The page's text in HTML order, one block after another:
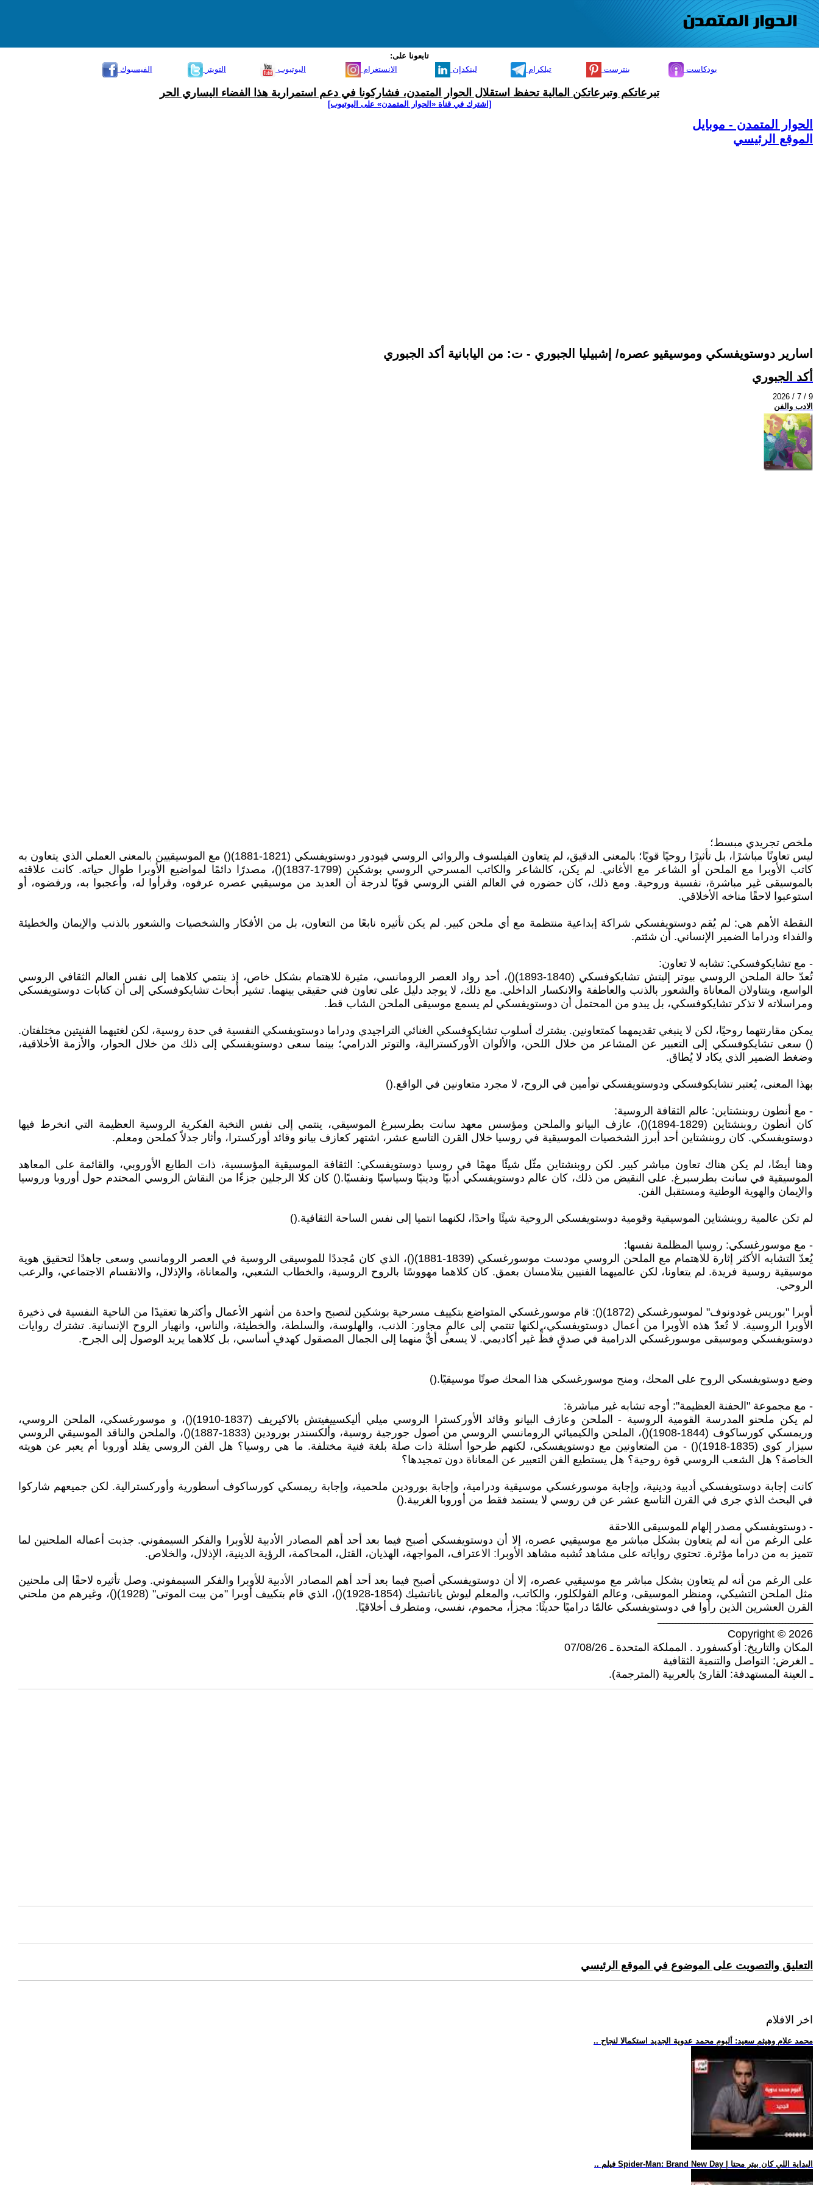
تابعونا على:
الفيسبوك
التويتر اليوتيوب الانستغرام لينكدإن تيلكرام بنترست بودكاست
تبرعاتكم وتبرعاتكن المالية تحفظ استقلال الحوار المتمدن، فشاركونا في دعم استمرارية هذا الفضاء اليساري الحر
[اشترك في قناة ‫«الحوار المتمدن» على اليوتيوب]
الحوار المتمدن - موبايل
الموقع الرئيسي
اسارير دوستويفسكي وموسيقيو عصره/ إشبيليا الجبوري - ت: من اليابانية أكد الجبوري
أكد الجبوري
2026 / 7 / 9
الادب والفن
ملخص تجريدي مبسط؛
ليس تعاونًا مباشرًا، بل تأثيرًا روحيًا قويًا؛ بالمعنى الدقيق، لم يتعاون الفيلسوف والروائي الروسي فيودور دوستويفسكي (1821-1881)() مع الموسيقيين بالمعنى العملي الذي يتعاون به
كاتب الأوبرا مع الملحن أو الشاعر مع الأغاني. لم يكن، كالشاعر والكاتب المسرحي الروسي بوشكين (1799-1837)()، مصدرًا دائمًا لمواضيع الأوبرا طوال حياته. كانت علاقته
بالموسيقى غير مباشرة، نفسية وروحية. ومع ذلك، كان حضوره في العالم الفني الروسي قويًا لدرجة أن العديد من موسيقيي عصره عرفوه، وقرأوا له، وأعجبوا به، ورفضوه، أو
استوعبوا لاحقًا مناخه الأخلاقي.
النقطة الأهم هي: لم يُقم دوستويفسكي شراكة إبداعية منتظمة مع أي ملحن كبير. لم يكن تأثيره نابعًا من التعاون، بل من الأفكار والشخصيات والشعور بالذنب والإيمان والخطيئة
والفداء ودراما الضمير الإنساني. أن شئتم.
- مع تشايكوفسكي: تشابه لا تعاون:
تُعدّ حالة الملحن الروسي بيوتر إليتش تشايكوفسكي (1840-1893)()، أحد رواد العصر الرومانسي، مثيرة للاهتمام بشكل خاص، إذ ينتمي كلاهما إلى نفس العالم الثقافي الروسي
الواسع، ويتناولان المعاناة والشعور بالذنب والعاطفة والانكسار الداخلي. مع ذلك، لا يوجد دليل على تعاون فني حقيقي بينهما. تشير أبحاث تشايكوفسكي إلى أن كتابات دوستويفسكي
ومراسلاته لا تذكر تشايكوفسكي، بل يبدو من المحتمل أن دوستويفسكي لم يسمع موسيقى الملحن الشاب قط.
يمكن مقارنتهما روحيًا، لكن لا ينبغي تقديمهما كمتعاونين. يشترك أسلوب تشايكوفسكي الغنائي التراجيدي ودراما دوستويفسكي النفسية في حدة روسية، لكن لغتيهما الفنيتين مختلفتان.
() سعى تشايكوفسكي إلى التعبير عن المشاعر من خلال اللحن، والألوان الأوركسترالية، والتوتر الدرامي؛ بينما سعى دوستويفسكي إلى ذلك من خلال الحوار، والأزمة الأخلاقية،
وضغط الضمير الذي يكاد لا يُطاق.
بهذا المعنى، يُعتبر تشايكوفسكي ودوستويفسكي توأمين في الروح، لا مجرد متعاونين في الواقع.()
- مع أنطون روبنشتاين: عالم الثقافة الروسية:
كان أنطون روبنشتاين (1829-1894)()، عازف البيانو والملحن ومؤسس معهد سانت بطرسبرغ الموسيقي، ينتمي إلى نفس النخبة الفكرية الروسية العظيمة التي انخرط فيها
دوستويفسكي. كان روبنشتاين أحد أبرز الشخصيات الموسيقية في روسيا خلال القرن التاسع عشر، اشتهر كعازف بيانو وقائد أوركسترا، وأثار جدلاً كملحن ومعلم.
وهنا أيضًا، لم يكن هناك تعاون مباشر كبير. لكن روبنشتاين مثّل شيئًا مهمًا في روسيا دوستويفسكي: الثقافة الموسيقية المؤسسية، ذات الطابع الأوروبي، والقائمة على المعاهد
الموسيقية في سانت بطرسبرغ. على النقيض من ذلك، كان عالم دوستويفسكي أدبيًا ودينيًا وسياسيًا ونفسيًا.() كان كلا الرجلين جزءًا من النقاش الروسي المحتدم حول أوروبا وروسيا
والإيمان والهوية الوطنية ومستقبل الفن.
لم تكن عالمية روبنشتاين الموسيقية وقومية دوستويفسكي الروحية شيئًا واحدًا، لكنهما انتميا إلى نفس الساحة الثقافية.()
- مع موسورغسكي: روسيا المظلمة نفسها:
يُعدّ التشابه الأكثر إثارة للاهتمام مع الملحن الروسي مودست موسورغسكي (1839-1881)()، الذي كان مُجددًا للموسيقى الروسية في العصر الرومانسي وسعى جاهدًا لتحقيق هوية
موسيقية روسية فريدة. لم يتعاونا، لكن عالميهما الفنيين يتلامسان بعمق. كان كلاهما مهووسًا بالروح الروسية، والخطاب الشعبي، والمعاناة، والإذلال، والانقسام الاجتماعي، والرعب
الروحي.
أوبرا "بوريس غودونوف" لموسورغسكي (1872)(): قام موسورغسكي المتواضع بتكييف مسرحية بوشكين لتصبح واحدة من أشهر الأعمال وأكثرها تعقيدًا من الناحية النفسية في ذخيرة
الأوبرا الروسية. لا تُعدّ هذه الأوبرا من أعمال دوستويفسكي، لكنها تنتمي إلى عالمٍ مجاور: الذنب، والهلوسة، والسلطة، والخطيئة، والناس، وانهيار الروح الإنسانية. تشترك روايات
دوستويفسكي وموسيقى موسورغسكي الدرامية في صدقٍ فظٍّ غير أكاديمي. لا يسعى أيٌّ منهما إلى الجمال المصقول كهدفٍ أساسي، بل كلاهما يريد الوصول إلى الجرح.
وضع دوستويفسكي الروح على المحك، ومنح موسورغسكي هذا المحك صوتًا موسيقيًا.()
- مع مجموعة "الحفنة العظيمة": أوجه تشابه غير مباشرة:
لم يكن ملحنو المدرسة القومية الروسية - الملحن وعازف البيانو وقائد الأوركسترا الروسي ميلي أليكسييفيتش بالاكيريف (1837-1910)()، و موسورغسكي، الملحن الروسي،
وريمسكي كورساكوف (1844-1908)()، الملحن والكيميائي الرومانسي الروسي من أصول جورجية روسية، وألكسندر بورودين (1833-1887)()، والملحن والناقد الموسيقي الروسي
سيزار كوي (1835-1918)() - من المتعاونين مع دوستويفسكي، لكنهم طرحوا أسئلة ذات صلة بلغة فنية مختلفة. ما هي روسيا؟ هل الفن الروسي يقلد أوروبا أم يعبر عن هويته
الخاصة؟ هل الشعب الروسي قوة روحية؟ هل يستطيع الفن التعبير عن المعاناة دون تمجيدها؟
كانت إجابة دوستويفسكي أدبية ودينية، وإجابة موسورغسكي موسيقية ودرامية، وإجابة بورودين ملحمية، وإجابة ريمسكي كورساكوف أسطورية وأوركسترالية. لكن جميعهم شاركوا
في البحث الذي جرى في القرن التاسع عشر عن فن روسي لا يستمد فقط من أوروبا الغربية.()
- دوستويفسكي مصدر إلهام للموسيقى اللاحقة
على الرغم من أنه لم يتعاون بشكل مباشر مع موسيقيي عصره، إلا أن دوستويفسكي أصبح فيما بعد أحد أهم المصادر الأدبية للأوبرا والفكر السيمفوني. جذبت أعماله الملحنين لما
تتميز به من دراما مؤثرة. تحتوي رواياته على مشاهد تُشبه مشاهد الأوبرا: الاعتراف، المواجهة، الهذيان، القتل، المحاكمة، الرؤية الدينية، الإذلال، والخلاص.
على الرغم من أنه لم يتعاون بشكل مباشر مع موسيقيي عصره، إلا أن دوستويفسكي أصبح فيما بعد أحد أهم المصادر الأدبية للأوبرا والفكر السيمفوني. وصل تأثيره لاحقًا إلى ملحنين
مثل الملحن التشيكي، ومنظر الموسيقى، وعالم الفولكلور، والكاتب، والمعلم ليوش ياناتشيك (1854-1928)()، الذي قام بتكييف أوبرا "من بيت الموتى" (1928)()، وغيرهم من ملحني
القرن العشرين الذين رأوا في دوستويفسكي عالمًا دراميًا حديثًا: مجزأ، محموم، نفسي، ومتطرف أخلاقيًا.
ـــــــــــــــــــــــــــــــــــــــــــــــــــ
Copyright © 2026
المكان والتاريخ: أوكسفورد . المملكة المتحدة ـ 07/08/26
ـ الغرض: التواصل والتنمية الثقافية
ـ العينة المستهدفة: القارئ بالعربية (المترجمة).
التعليق والتصويت على الموضوع في الموقع الرئيسي
اخر الافلام
.. محمد علام وهيثم سعيد: ألبوم محمد عدوية الجديد استكمالا لنجاح
.. فيلم Spider-Man: Brand New Day | البداية اللي كان بيتر محتا